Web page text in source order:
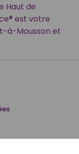
Haut de
est votre
à-Mousson et